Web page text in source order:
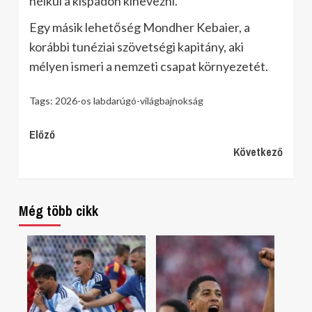
Egy másik lehetőség Mondher Kebaier, a
korábbi tunéziai szövetségi kapitány, aki
mélyen ismeri a nemzeti csapat környezetét.
Tags: 2026-os labdarúgó-világbajnokság
Continue
Előző
Következő
Még több cikk